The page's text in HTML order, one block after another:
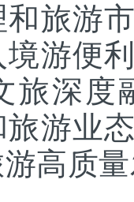
旅游
游便
旅深度
游业
高质